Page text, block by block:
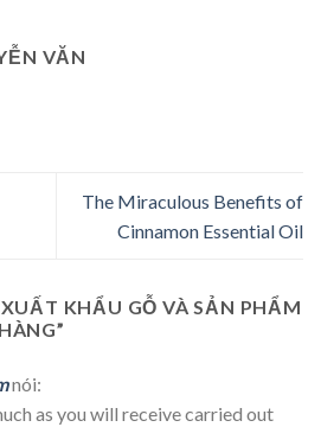
VĂN
The Miraculous Benefits of
Cinnamon Essential Oil
XUẤT KHẨU GỖ VÀ SẢN PHẨM
”
nói:
as you will receive carried out